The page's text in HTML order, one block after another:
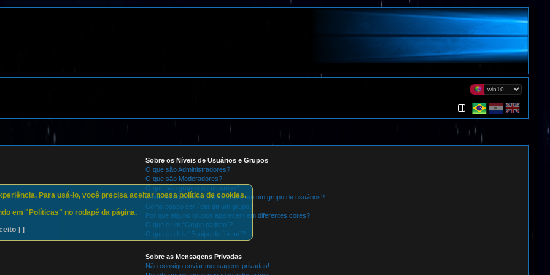
Sobre os Níveis de Usuários e Grupos
O que são Administradores?
O que são Moderadores?
O que são grupos de usuários?
Onde estão e como me inscrevo em um grupo de usuários?
Como posso ser líder de um grupo?
Por que alguns grupos aparecem em diferentes cores?
O que é um “Grupo padrão”?
O que é o link “Equipe do fórum”?
Sobre as Mensagens Privadas
Não consigo enviar mensagens privadas!
Para usá-lo, você precisa aceitar nossa política de cookies.
em "Políticas" no rodapé da página.
] ]